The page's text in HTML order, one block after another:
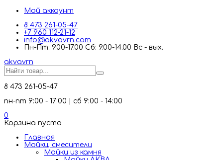
Мой аккаунт
8 473 261-05-47
+7 960 112-21-12
info@akvavrn.com
Пн-Пт: 9.00-17.00 Сб: 9.00-14.00 Вс - вых.
akvavrn
8 473 261-05-47
пн-пт 9:00 - 17:00 | сб 9:00 - 14:00
0
Корзина пуста
Главная
Мойки, смесители
Mойки из камня